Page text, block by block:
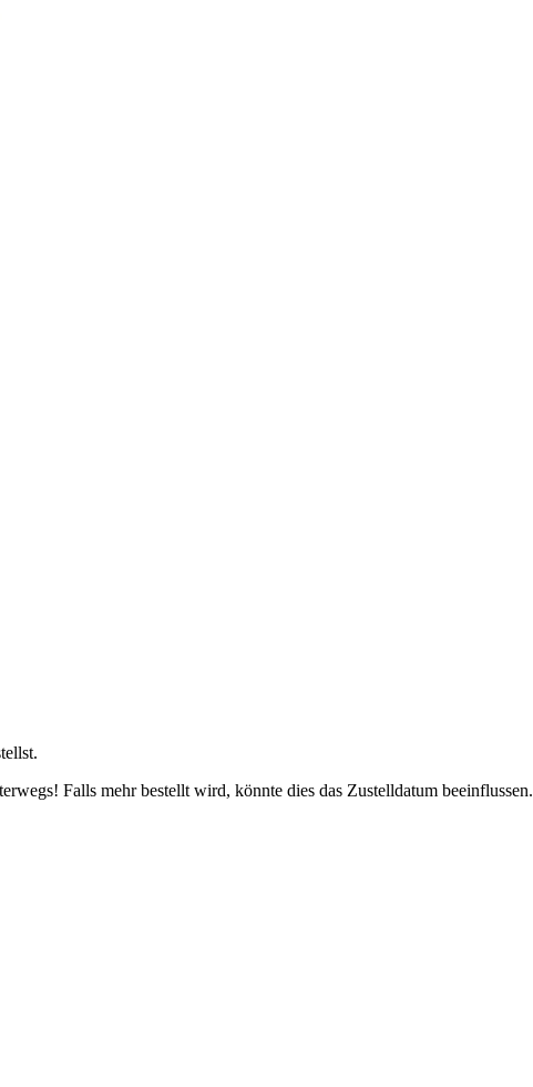
Falls mehr bestellt wird, könnte dies das Zustelldatum beeinflussen.